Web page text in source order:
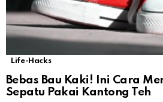
Life-Hacks
Bebas Bau Kaki! Ini Cara
Sepatu Pakai Kantong Teh